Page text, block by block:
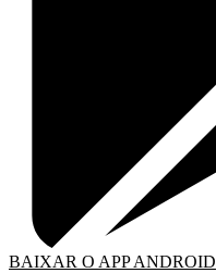
BAIXAR O APP ANDROID